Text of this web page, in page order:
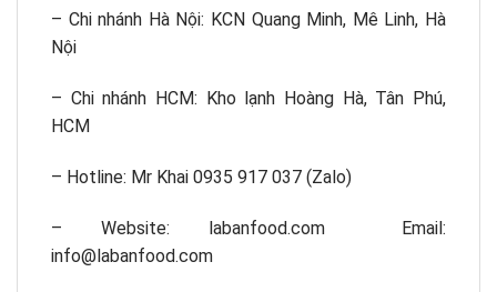
– Chi nhánh Hà Nội: KCN Quang Minh, Mê Linh, Hà
Nội
– Chi nhánh HCM: Kho lạnh Hoàng Hà, Tân Phú,
HCM
– Hotline: Mr Khai 0935 917 037 (Zalo)
– Website: labanfood.com Email:
info@labanfood.com